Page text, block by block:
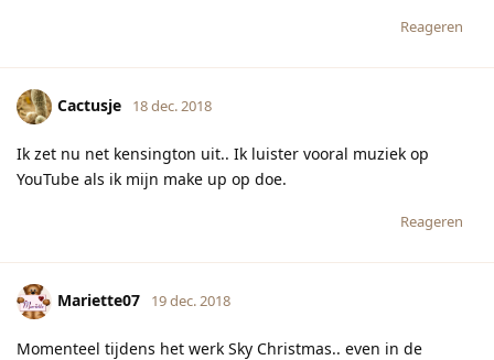
Reageren
Cactusje 18 dec. 2018
Ik zet nu net kensington uit.. Ik luister vooral muziek op
YouTube als ik mijn make up op doe.
Reageren
Mariette07 19 dec. 2018
Momenteel tijdens het werk Sky Christmas.. even in de